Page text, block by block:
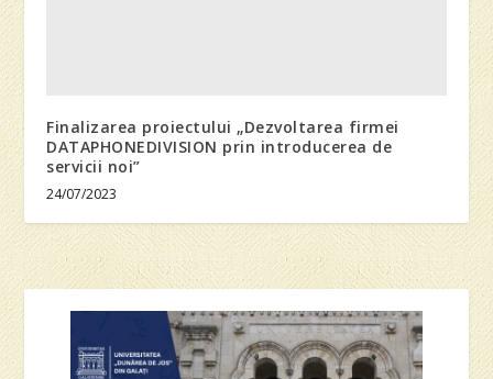
Finalizarea proiectului „Dezvoltarea firmei
DATAPHONEDIVISION prin introducerea de
servicii noi”
24/07/2023